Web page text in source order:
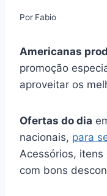
Por Fabio
Americanas
promoção
aproveitar os
Ofertas do dia
nacionais, para
Acessórios,
com bons